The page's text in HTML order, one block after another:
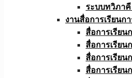
ระบบทวิภาคี
งานสื่อการเรียนก
สื่อการเรียน
สื่อการเรียน
สื่อการเรียน
สื่อการเรียน